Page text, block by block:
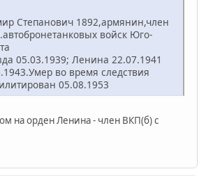
Степанович 1892,армянин,член
войск Юго-
05.03.1939; Ленина 22.07.1941
во время следствия
05.08.1953
на орден Ленина - член ВКП(б) с